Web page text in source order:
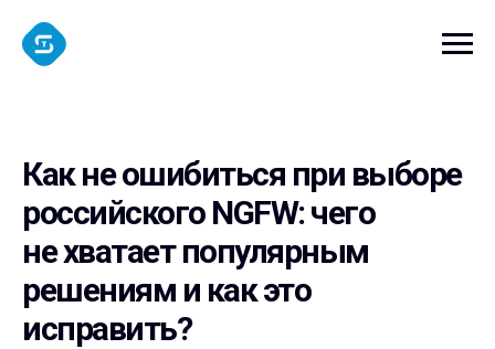
Как не ошибиться при выборе
российского NGFW: чего
не хватает популярным
решениям и как это
исправить?